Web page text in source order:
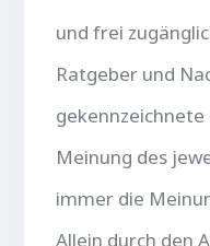
und frei
Ratgeber und
Meinung des
immer die
Allein durch den